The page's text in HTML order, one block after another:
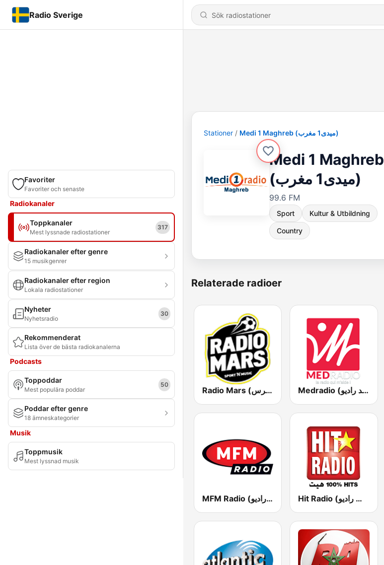
Radio Sverige
Favoriter
Favoriter och senaste
Radiokanaler
Toppkanaler
Mest lyssnade radiostationer
317
Radiokanaler efter genre
15 musikgenrer
Radiokanaler efter region
Lokala radiostationer
Nyheter
Nyhetsradio
30
Rekommenderat
Lista över de bästa radiokanalerna
Podcasts
Toppoddar
Mest populära poddar
50
Poddar efter genre
18 ämneskategorier
Musik
Toppmusik
Mest lyssnad musik
Stationer Medi 1 Maghreb (ميدى1 مغرب)
Medi 1 Maghreb
(ميدى1 مغرب)
99.6 FM
Sport Kultur & Utbildning
Country
Relaterade radioer
Radio Mars (راديو مرس) Medradio (ميد راديو)
MFM Radio (مفم راديو) Hit Radio (هيت راديو)